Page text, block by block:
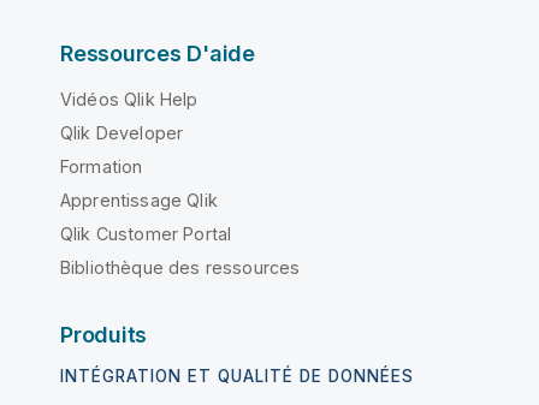
Ressources D'aide
Vidéos Qlik Help
Qlik Developer
Formation
Apprentissage Qlik
Qlik Customer Portal
Bibliothèque des ressources
Produits
INTÉGRATION ET QUALITÉ DE DONNÉES